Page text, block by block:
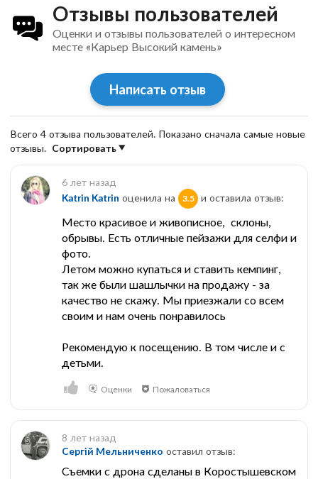
Отзывы пользователей
Оценки и отзывы пользователей о интересном
месте «Карьер Высокий камень»
Написать отзыв
Всего 4 отзыва пользователей. Показано сначала самые новые
отзывы. Сортировать
6 лет назад
Katrin Katrin оценила на 3.5 и оставила отзыв:
Место красивое и живописное, склоны,
обрывы. Есть отличные пейзажи для селфи и
фото.
Летом можно купаться и ставить кемпинг,
так же были шашлычки на продажу - за
качество не скажу. Мы приезжали со всем
своим и нам очень понравилось
Рекомендую к посещению. В том числе и с
детьми.
Оценки Пожаловаться
8 лет назад
Сергій Мельниченко оставил отзыв:
Съемки с дрона сделаны в Коростышевском